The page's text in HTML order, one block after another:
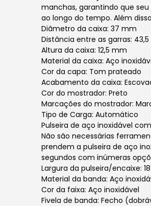
manchas, garantindo que
ao longo do tempo. Além
Diâmetro da caixa: 37 mm
Distância entre as garras:
Altura da caixa: 12,5 mm
Material da caixa: Aço
Cor da capa: Tom prateado
Acabamento da caixa:
Cor do mostrador: Preto
Marcações do mostrador:
Tipo de Carga: Automático
Pulseira de aço inoxidável
Não são necessárias
prendem a pulseira de aço
segundos com inúmeras
Largura da pulseira/encaixe:
Material da banda: Aço
Cor da faixa: Aço inoxidável
Fivela de banda: Fecho